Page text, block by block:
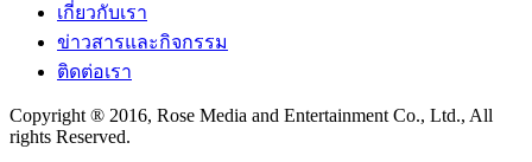
เกี่ยวกับเรา
ข่าวสารและกิจกรรม
ติดต่อเรา
Copyright ® 2016, Rose Media and Entertainment Co., Ltd., All
rights Reserved.